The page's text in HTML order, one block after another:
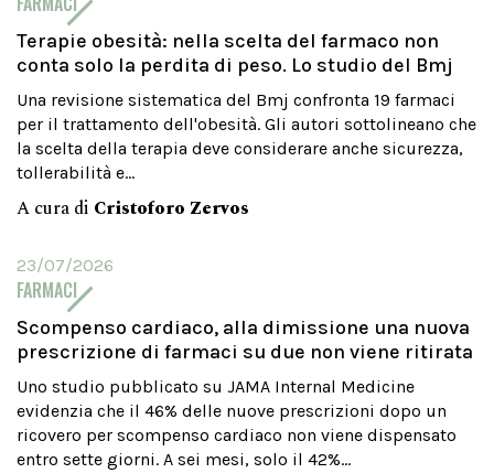
Terapie obesità: nella scelta del farmaco non
conta solo la perdita di peso. Lo studio del Bmj
Una revisione sistematica del Bmj confronta 19 farmaci
per il trattamento dell'obesità. Gli autori sottolineano che
la scelta della terapia deve considerare anche sicurezza,
tollerabilità e...
A cura di Cristoforo Zervos
23/07/2026
FARMACI
Scompenso cardiaco, alla dimissione una nuova
prescrizione di farmaci su due non viene ritirata
Uno studio pubblicato su JAMA Internal Medicine
evidenzia che il 46% delle nuove prescrizioni dopo un
ricovero per scompenso cardiaco non viene dispensato
entro sette giorni. A sei mesi, solo il 42%...